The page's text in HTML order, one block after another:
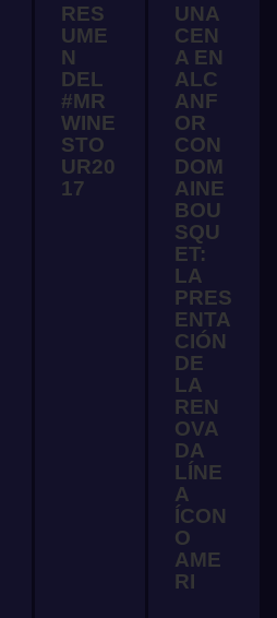
RES
UME
N
DEL
#MR
WINE
STO
UR20
17
UNA
CEN
A EN
ALC
ANF
OR
CON
DOM
AINE
BOU
SQU
ET:
LA
PRES
ENTA
CIÓN
DE
LA
REN
OVA
DA
LÍNE
A
ÍCON
O
AME
RI